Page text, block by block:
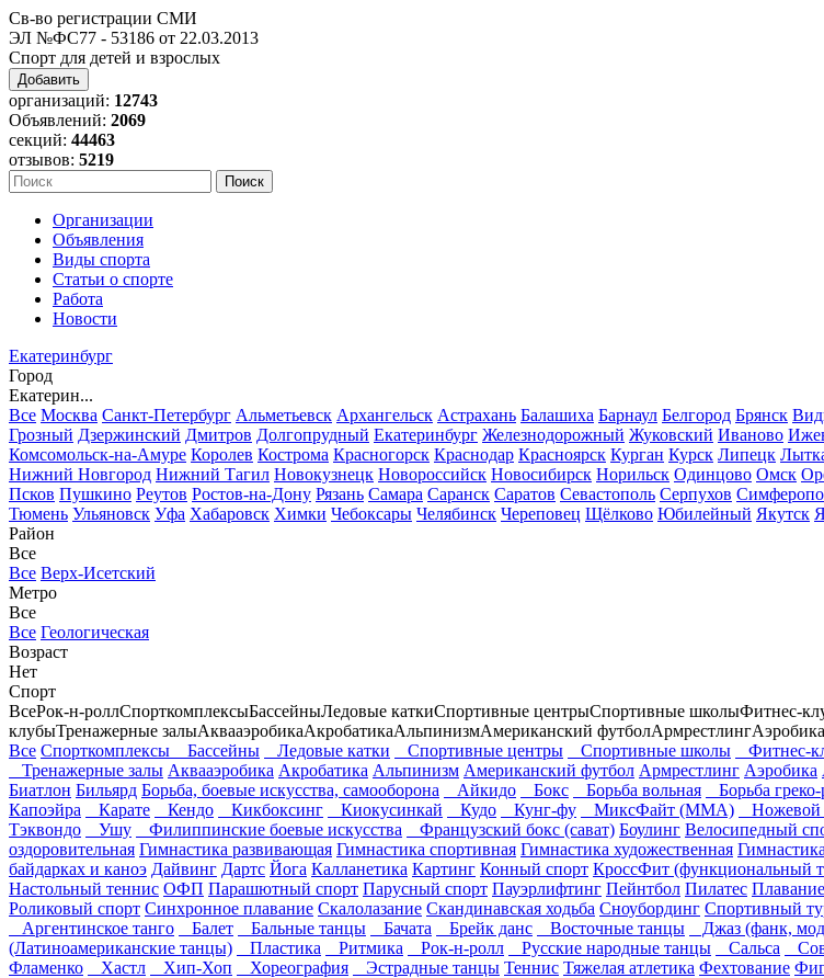
Св-во регистрации СМИ
ЭЛ №ФС77 - 53186 от 22.03.2013
Спорт для детей и взрослых
Добавить
организаций: 12743
Объявлений: 2069
секций: 44463
отзывов: 5219
Организации
Объявления
Виды спорта
Статьи о спорте
Работа
Новости
Екатеринбург
Город
Екатерин...
Все Москва Санкт-Петербург Альметьевск Архангельск Астрахань Балашиха Барнаул Белгород Брянск
Грозный Дзержинский Дмитров Долгопрудный Екатеринбург Железнодорожный Жуковский Иваново
Комсомольск-на-Амуре Королев Кострома Красногорск Краснодар Красноярск Курган Курск Липецк
Нижний Новгород Нижний Тагил Новокузнецк Новороссийск Новосибирск Норильск Одинцово Омск
Псков Пушкино Реутов Ростов-на-Дону Рязань Самара Саранск Саратов Севастополь Серпухов
Тюмень Ульяновск Уфа Хабаровск Химки Чебоксары Челябинск Череповец Щёлково Юбилейный Якутск
Район
Все
Все Верх-Исетский
Метро
Все
Все Геологическая
Возраст
Нет
Спорт
ВсеРок-н-роллСпорткомплексыБассейныЛедовые каткиСпортивные центрыСпортивные школыФитнес-
клубыТренажерные залыАквааэробикаАкробатикаАльпинизмАмериканский футболАрмрестлингАэробика
Все Спорткомплексы Бассейны Ледовые катки Спортивные центры Спортивные школы Фитнес-
Тренажерные залы Аквааэробика Акробатика Альпинизм Американский футбол Армрестлинг Аэробика
Биатлон Бильярд Борьба, боевые искусства, самооборона Айкидо Бокс Борьба вольная Борьба
Капоэйра
Карате Кендо Кикбоксинг Киокусинкай Кудо Кунг-фу МиксФайт (ММА) Ножевой
Тэквондо
Ушу Филиппинские боевые искусства Французский бокс (сават) Боулинг Велосипедный
оздоровительная Гимнастика развивающая Гимнастика спортивная Гимнастика художественная
байдарках и каноэ Дайвинг Дартс Йога Калланетика Картинг Конный спорт КроссФит (функциональный
Настольный теннис ОФП Парашютный спорт Парусный спорт Пауэрлифтинг Пейнтбол Пилатес Плавание
Роликовый спорт Синхронное плавание Скалолазание Скандинавская ходьба Сноубординг Спортивный
Аргентинское танго
Балет Бальные танцы Бачата Брейк данс Восточные танцы Джаз (фанк,
(Латиноамериканские танцы)
Пластика Ритмика Рок-н-ролл Русские народные танцы Сальса
Фламенко
Хастл Хип-Хоп Хореография Эстрадные танцы Теннис Тяжелая атлетика Фехтование